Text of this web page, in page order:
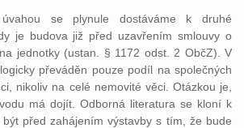
se plynule dostáváme k druhé
je budova již před uzavřením smlouvy o
jednotky (ustan. § 1172 odst. 2 ObčZ). V
převáděn pouze podíl na společných
nikoliv na celé nemovité věci. Otázkou je,
má dojít. Odborná literatura se kloní k
před zahájením výstavby s tím, že bude